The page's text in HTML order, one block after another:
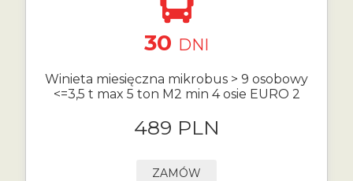
30 DNI
Winieta miesięczna mikrobus > 9 osobowy
<=3,5 t max 5 ton M2 min 4 osie EURO 2
489 PLN
ZAMÓW